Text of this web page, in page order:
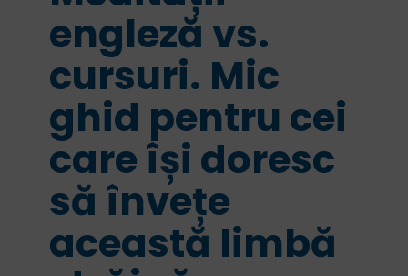
engleză vs.
cursuri. Mic
ghid pentru cei
care își doresc
să învețe
această limbă